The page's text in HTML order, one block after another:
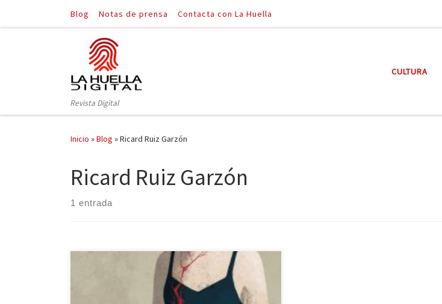
Saltar al contenido
Blog Notas de prensa Contacta con La Huella
Revista Digital
CULTURA
Inicio »Blog »Ricard Ruiz Garzón
Ricard Ruiz Garzón
1 entrada
Siempre tengo el mismo problema cuando termino
de leer una antología de relatos, quiero hablar de